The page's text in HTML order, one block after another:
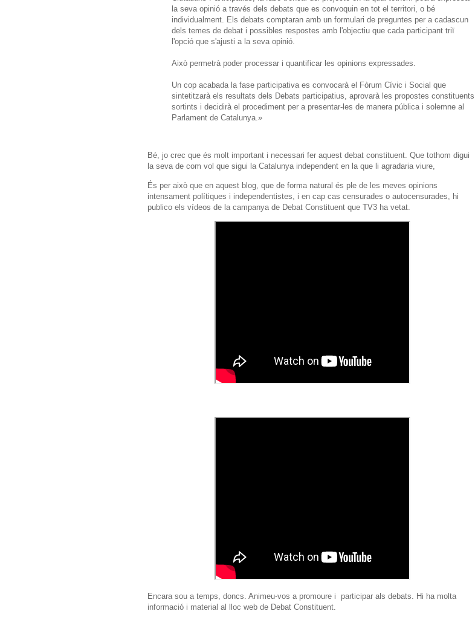
la seva opinió a través dels debats que es convoquin en tot el territori, o bé
individualment. Els debats comptaran amb un formulari de preguntes per a cadascun
dels temes de debat i possibles respostes amb l'objectiu que cada participant triï
l'opció que s'ajusti a la seva opinió.
Això permetrà poder processar i quantificar les opinions expressades.
Un cop acabada la fase participativa es convocarà el Fòrum Cívic i Social que
sintetitzarà els resultats dels Debats participatius, aprovarà les propostes constituents
sortints i decidirà el procediment per a presentar-les de manera pública i solemne al
Parlament de Catalunya.»
Bé, jo crec que és molt important i necessari fer aquest debat constituent. Que tothom digui
la seva de com vol que sigui la Catalunya independent en la que li agradaria viure,
És per això que en aquest blog, que de forma natural és ple de les meves opinions
intensament polítiques i independentistes, i en cap cas censurades o autocensurades, hi
publico els vídeos de la campanya de Debat Constituent que TV3 ha vetat.
Encara sou a temps, doncs. Animeu-vos a promoure i participar als debats. Hi ha molta
informació i material al lloc web de Debat Constituent.